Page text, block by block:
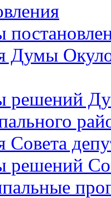
Думы
решений
Совета
решений